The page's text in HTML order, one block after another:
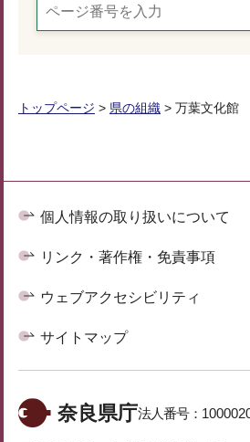
トップページ > 県の組織 > 万葉文化館
個人情報の取り扱いについて
リンク・著作権・免責事項
ウェブアクセシビリティ
サイトマップ
奈良県庁法人番号：